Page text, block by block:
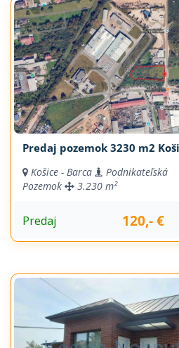
Predaj pozemok 3230 m2
Košice - Barca
Podnikateľská
Pozemok
3.230 m²
Predaj 120,- €